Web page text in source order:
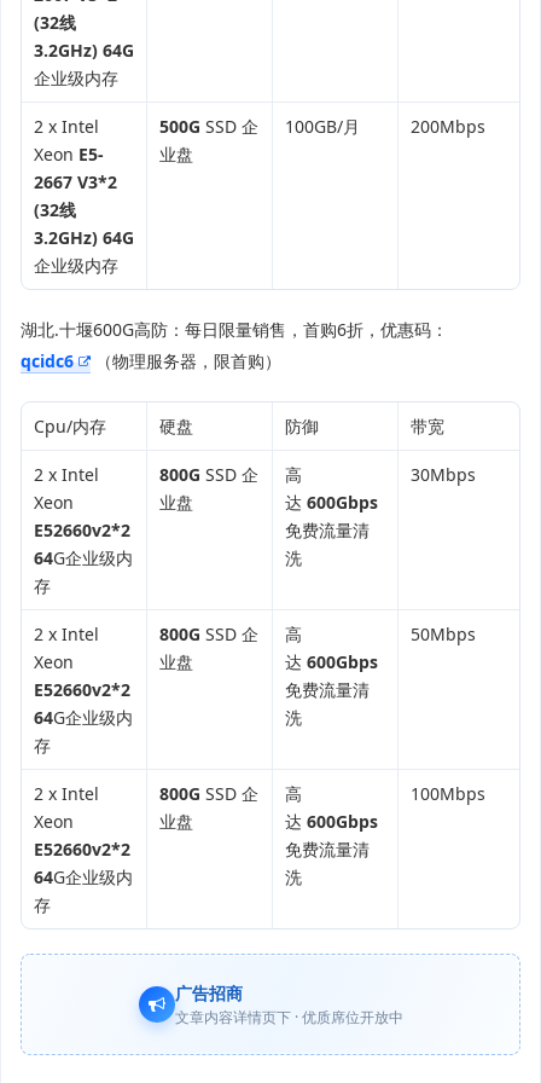
(32线
3.2GHz) 64G
企业级内存
2 x Intel
Xeon E5-
2667 V3*2
(32线
3.2GHz) 64G
企业级内存
500G SSD 企
业盘
100GB/月 200Mbps
湖北.十堰600G高防：每日限量销售，首购6折，优惠码：
qcidc6
（物理服务器，限首购）
Cpu/内存 硬盘 防御 带宽
2 x Intel
Xeon
E52660v2*2
64G企业级内
存
800G SSD 企
业盘
高
达 600Gbps
免费流量清
洗
30Mbps
2 x Intel
Xeon
E52660v2*2
64G企业级内
存
800G SSD 企
业盘
高
达 600Gbps
免费流量清
洗
50Mbps
2 x Intel
Xeon
E52660v2*2
64G企业级内
存
800G SSD 企
业盘
高
达 600Gbps
免费流量清
洗
100Mbps
广告招商
文章内容详情页下 · 优质席位开放中